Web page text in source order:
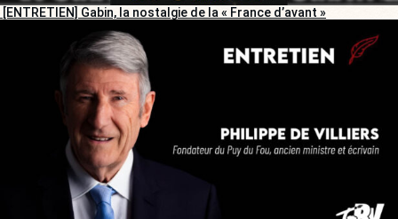
[ENTRETIEN] Gabin, la nostalgie de la « France d’avant »